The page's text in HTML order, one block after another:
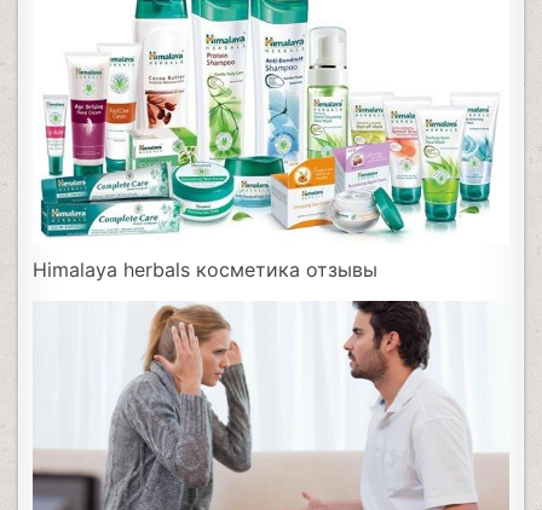
Himalaya herbals косметика отзывы